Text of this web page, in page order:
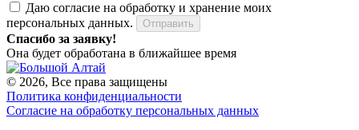
Даю согласие на обработку и хранение моих
персональных данных.
Отправить
Спасибо за заявку!
Она будет обработана в ближайшее время
© 2026, Все права защищены
Политика конфиденциальности
Согласие на обработку персональных данных